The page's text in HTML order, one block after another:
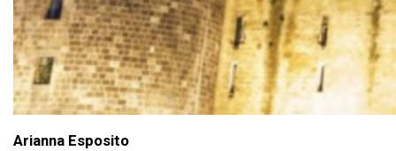
Arianna Esposito